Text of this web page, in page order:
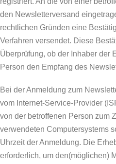
den Newsletterversand
rechtlichen Gründen eine
Verfahren versendet. Diese
Überprüfung, ob der Inhaber der
Person den Empfang des
Bei der Anmeldung zum
vom Internet-Service-Provider
von der betroffenen Person zum
verwendeten Computersystems
Uhrzeit der Anmeldung. Die
erforderlich, um den(möglichen)